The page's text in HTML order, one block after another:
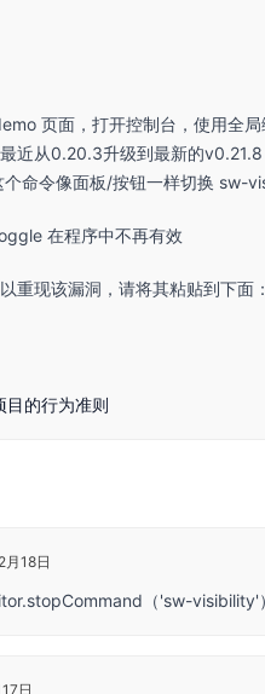
页面，打开控制台，使用全
近从0.20.3升级到最新的
个命令像面板/按钮一样切换 sw-
在程序中不再有效
重现该漏洞，请将其粘贴到下
18日
（'sw-visibility'
日